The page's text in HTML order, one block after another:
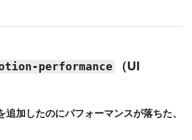
performance
（UI
追加したのにパフォーマンスが落ちた、